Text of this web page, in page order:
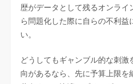
歴がデータとして残るオンライ
ら問題化した際に自らの不利益
い。
どうしてもギャンブル的な刺激
向があるなら、先に予算上限を